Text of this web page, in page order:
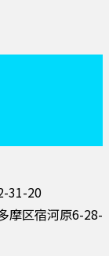
31-20
摩区宿河原6-28-